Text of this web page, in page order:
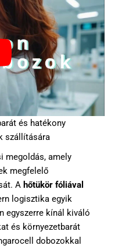
és hatékony
szállítására
megoldás, amely
megfelelő
A hőtükör fóliával
logisztika egyik
egyszerre kínál kiváló
és környezetbarát
dobozokkal